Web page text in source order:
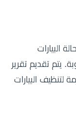
البيارات
يتم تقديم تقرير
لتنظيف البيارات